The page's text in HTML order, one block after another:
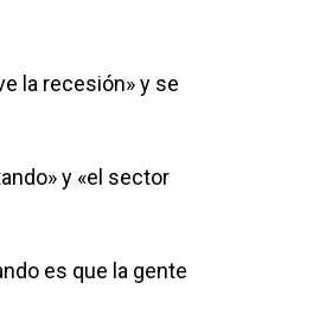
la recesión» y se
y «el sector
es que la gente